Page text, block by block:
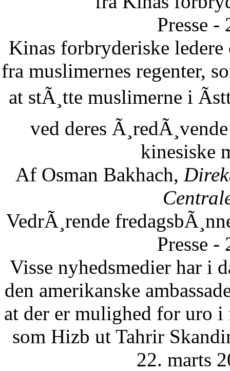
Presse -
Kinas forbryderiske ledere
fra muslimernes regenter,
at stÃ¸tte muslimerne i
ved deres
kinesiske
Af Osman Bakhach,
VedrÃ¸rende
Presse -
Visse nyhedsmedier har i
den amerikanske
at der er mulighed for uro i
som Hizb ut Tahrir
22. marts